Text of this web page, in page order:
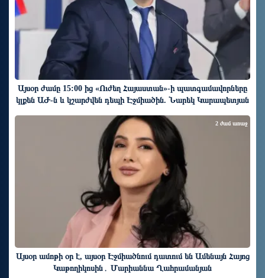
Այսօր ժամը 15:00 ից «Ուժեղ Հայաստան»-ի պատգամավորները
կլքեն ԱԺ-ն և կշարժվեն դեպի Էջմիածին. Նարեկ Կարապետյան
Այսօր ամոթի օր է, այսօր Էջմիածնում դատում են Ամենայն Հայոց
Կաթողիկոսին․ Մարիաննա Ղահրամանյան
2 ժամ առաջ